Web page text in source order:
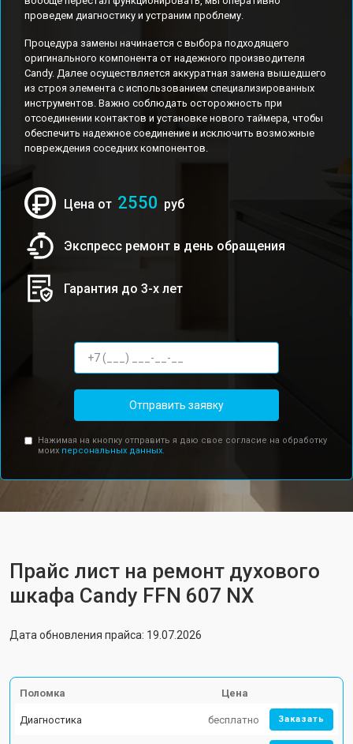
проведем диагностику и устраним проблему.
Процедура замены начинается с выбора подходящего
оригинального компонента от надежного производителя
Candy. Далее осуществляется аккуратная замена вышедшего
из строя элемента с использованием специализированных
инструментов. Важно соблюдать осторожность при
отсоединении контактов и установке нового таймера, чтобы
обеспечить надежное соединение и исключить возможные
повреждения соседних компонентов.
Цена от 2550 руб
Экспресс ремонт в день обращения
Гарантия до 3-х лет
Отправить заявку
Нажимая на кнопку отправить я даю свое согласие на обработку
моих персональных данных.
Прайс лист на ремонт духового
шкафа Candy FFN 607 NX
Дата обновления прайса: 19.07.2026
Поломка Цена
Диагностика бесплатно Заказать